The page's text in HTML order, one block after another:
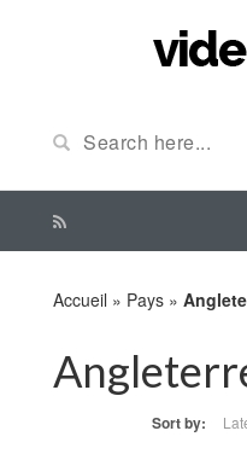
Accueil » Pays »
Sort by: